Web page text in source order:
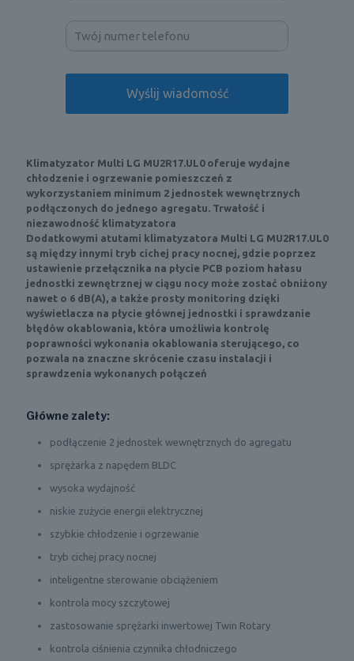
Klimatyzator Multi LG MU2R17.UL0 oferuje wydajne
chłodzenie i ogrzewanie pomieszczeń z
wykorzystaniem minimum 2 jednostek wewnętrznych
podłączonych do jednego agregatu. Trwałość i
niezawodność klimatyzatora
Dodatkowymi atutami klimatyzatora Multi LG MU2R17.UL0
są między innymi tryb cichej pracy nocnej, gdzie poprzez
ustawienie przełącznika na płycie PCB poziom hałasu
jednostki zewnętrznej w ciągu nocy może zostać obniżony
nawet o 6 dB(A), a także prosty monitoring dzięki
wyświetlacza na płycie głównej jednostki i sprawdzanie
błędów okablowania, która umożliwia kontrolę
poprawności wykonania okablowania sterującego, co
pozwala na znaczne skrócenie czasu instalacji i
sprawdzenia wykonanych połączeń
Główne zalety:
podłączenie 2 jednostek wewnętrznych do agregatu
sprężarka z napędem BLDC
wysoka wydajność
niskie zużycie energii elektrycznej
szybkie chłodzenie i ogrzewanie
tryb cichej pracy nocnej
inteligentne sterowanie obciążeniem
kontrola mocy szczytowej
zastosowanie sprężarki inwertowej Twin Rotary
kontrola ciśnienia czynnika chłodniczego